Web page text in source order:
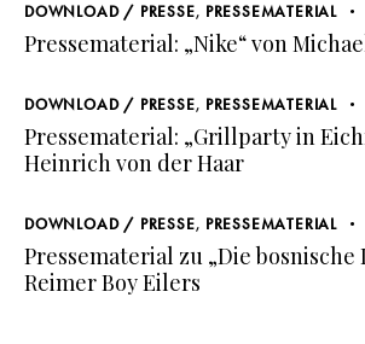
DOWNLOAD / PRESSE, PRESSEMATERIAL
Pressematerial: „Nike“ von
DOWNLOAD / PRESSE, PRESSEMATERIAL
Pressematerial: „Grillparty in
Heinrich von der Haar
DOWNLOAD / PRESSE, PRESSEMATERIAL
Pressematerial zu „Die bosnische
Reimer Boy Eilers